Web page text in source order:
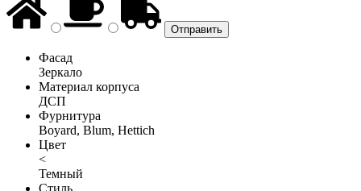
Фасад
Зеркало
Материал корпуса
ДСП
Фурнитура
Boyard, Blum, Hettich
Цвет
<
Темный
Стиль